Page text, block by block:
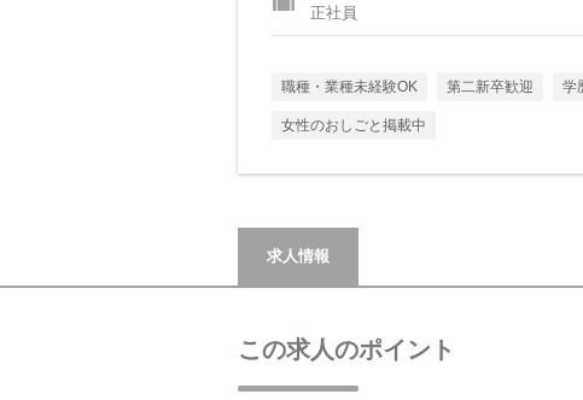
正社員
職種・業種未経験OK 第二新卒歓迎 学
女性のおしごと掲載中
求人情報
この求人のポイント